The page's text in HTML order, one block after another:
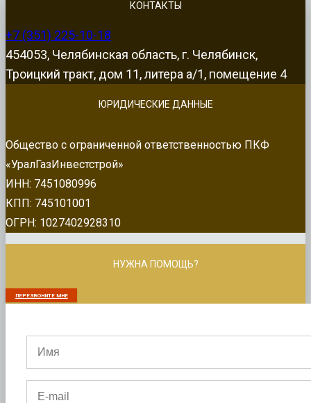
КОНТАКТЫ
+7 (351) 225-10-18
454053, Челябинская область, г. Челябинск,
Троицкий тракт, дом 11, литера а/1, помещение 4
ЮРИДИЧЕСКИЕ ДАННЫЕ
Общество с ограниченной ответственностью ПКФ
«УралГазИнвестстрой»
ИНН: 7451080996
КПП: 745101001
ОГРН: 1027402928310
НУЖНА ПОМОЩЬ?
ПЕРЕЗВОНИТЕ МНЕ